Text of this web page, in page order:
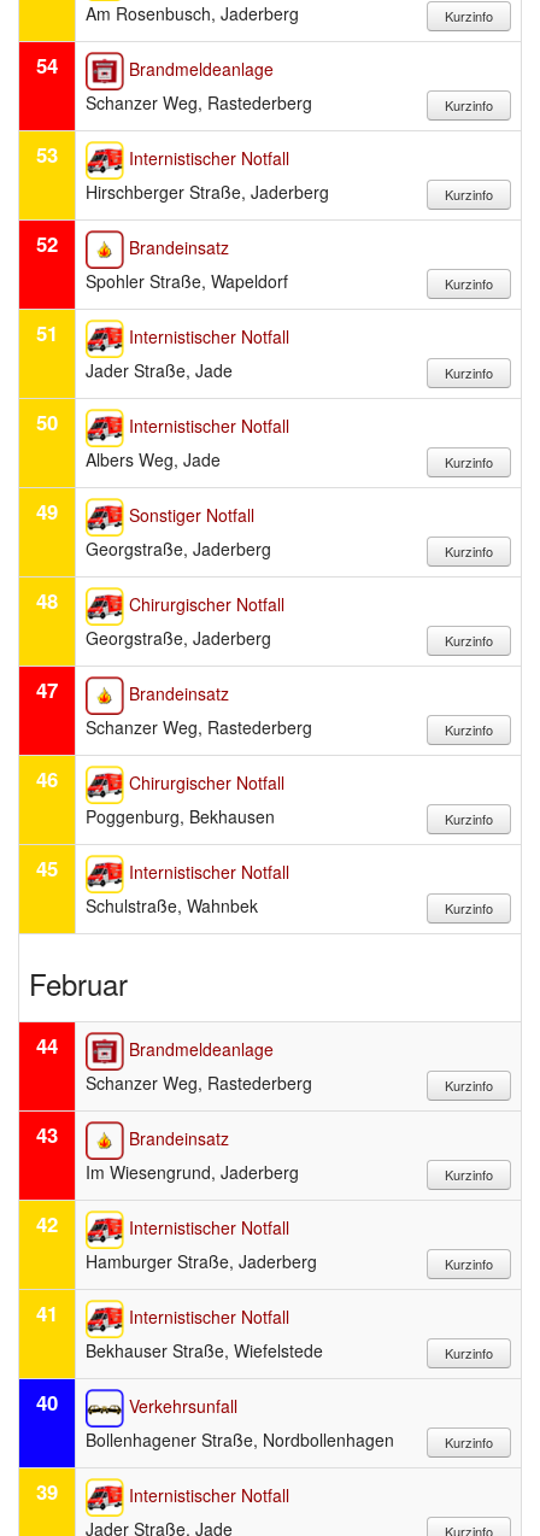
Am Rosenbusch, Jaderberg
54
Brandmeldeanlage
Schanzer Weg, Rastederberg
53
Internistischer Notfall
Hirschberger Straße, Jaderberg
52
Brandeinsatz
Spohler Straße, Wapeldorf
51
Internistischer Notfall
Jader Straße, Jade
50
Internistischer Notfall
Albers Weg, Jade
49
Sonstiger Notfall
Georgstraße, Jaderberg
48
Chirurgischer Notfall
Georgstraße, Jaderberg
47
Brandeinsatz
Schanzer Weg, Rastederberg
46
Chirurgischer Notfall
Poggenburg, Bekhausen
45
Internistischer Notfall
Schulstraße, Wahnbek
Februar
44
Brandmeldeanlage
Schanzer Weg, Rastederberg
43
Brandeinsatz
Im Wiesengrund, Jaderberg
42
Internistischer Notfall
Hamburger Straße, Jaderberg
41
Internistischer Notfall
Bekhauser Straße, Wiefelstede
40
Verkehrsunfall
Bollenhagener Straße, Nordbollenhagen
39
Internistischer Notfall
Jader Straße, Jade